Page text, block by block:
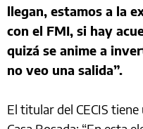
llegan, estamos a la
con el FMI, si hay
quizá se anime a
no veo una salida”.
El titular del CECIS